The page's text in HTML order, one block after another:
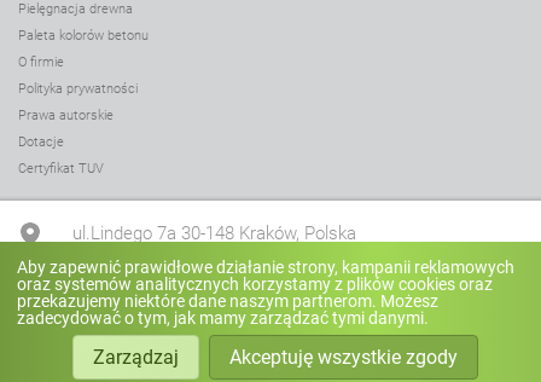
Pielęgnacja drewna
Paleta kolorów betonu
O firmie
Polityka prywatności
Prawa autorskie
Dotacje
Certyfikat TUV
ul.Lindego 7a 30-148 Kraków, Polska
+48 12 636 90 27
biuro@zano.pl
Aby zapewnić prawidłowe działanie strony, kampanii reklamowych
oraz systemów analitycznych korzystamy z plików cookies oraz
przekazujemy niektóre dane naszym partnerom. Możesz
zadecydować o tym, jak mamy zarządzać tymi danymi.
Zarządzaj Akceptuję wszystkie zgody